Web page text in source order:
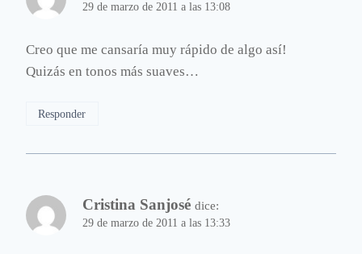
29 de marzo de 2011 a las 13:08
Creo que me cansaría muy rápido de algo así!
Quizás en tonos más suaves…
Responder
Cristina Sanjosé dice:
29 de marzo de 2011 a las 13:33